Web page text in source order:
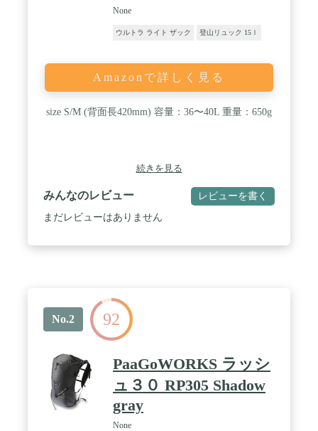
None
ウルトラ ライト ザック 登山リュック 15ｌ
Amazonで詳しく見る
size S/M (背面長420mm) 容量：36〜40L 重量：650g
続きを見る
みんなのレビュー レビューを書く
まだレビューはありません
No.2 92
PaaGoWORKS ラッシ
ュ３０ RP305 Shadow
gray
None